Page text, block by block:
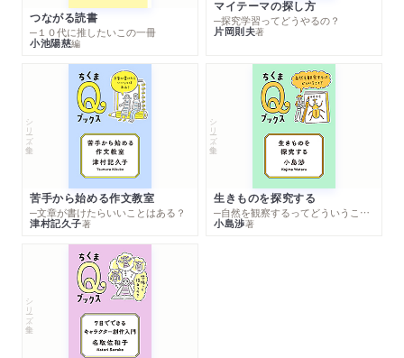
つながる読書
─１０代に推したいこの一冊
小池陽慈編
マイテーマの探し方
─探究学習ってどうやるの？
片岡則夫著
シリーズ・全集
苦手から始める作文教室
─文章が書けたらいいことはある？
津村記久子著
シリーズ・全集
生きものを探究する
─自然を観察するってどういうこと？
小島渉著
シリーズ・全集